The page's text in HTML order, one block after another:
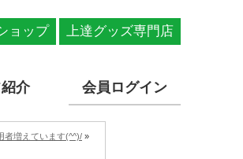
ョップ 上達グッズ専門店
介 会員ログイン
増えています(^^)/ »